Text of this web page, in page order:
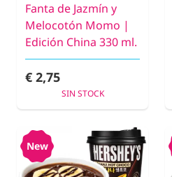
Fanta de Jazmín y
Melocotón Momo |
Edición China 330 ml.
€ 2,75
SIN STOCK
New